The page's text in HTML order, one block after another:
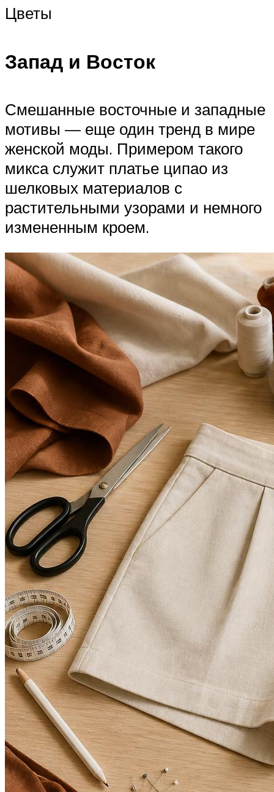
Цветы
Запад и Восток
Смешанные восточные и западные
мотивы — еще один тренд в мире
женской моды. Примером такого
микса служит платье ципао из
шелковых материалов с
растительными узорами и немного
измененным кроем.